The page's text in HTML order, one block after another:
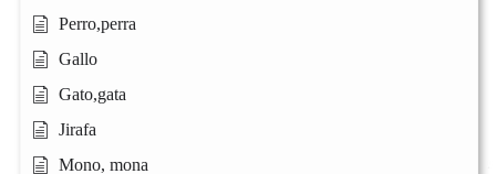
Perro,perra
Gallo
Gato,gata
Jirafa
Mono, mona